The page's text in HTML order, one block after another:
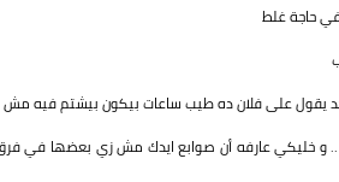
حاجة غلط
يقول على فلان ده طيب ساعات بيكون بيشتم فيه مش
و خليكي عارفه أن صوابع ايدك مش زي بعضها في